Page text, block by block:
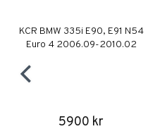
KCR BMW 335i E90, E91 N54
Euro 4 2006.09-2010.02
5900 kr